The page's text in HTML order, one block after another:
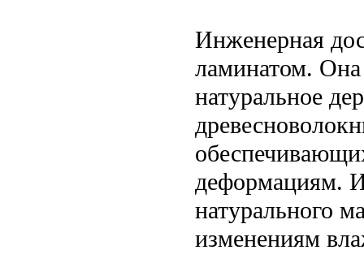
Инженерная
ламинатом.
натуральное
деформациям.
натурального
изменениям